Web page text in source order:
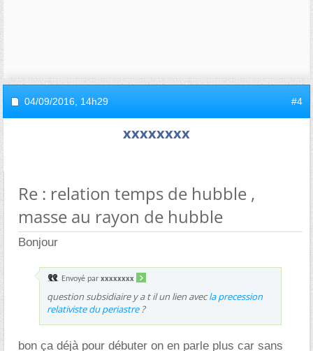
04/09/2016, 14h29 #4
xxxxxxxx
Re : relation temps de hubble ,
masse au rayon de hubble
Bonjour
Envoyé par xxxxxxxx
question subsidiaire y a t il un lien avecla precession
relativiste du periastre?
bon ça déjà pour débuter on en parle plus car sans